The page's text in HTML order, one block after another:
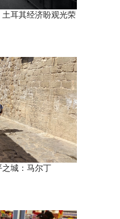
耳其经济盼观光荣
城：马尔丁